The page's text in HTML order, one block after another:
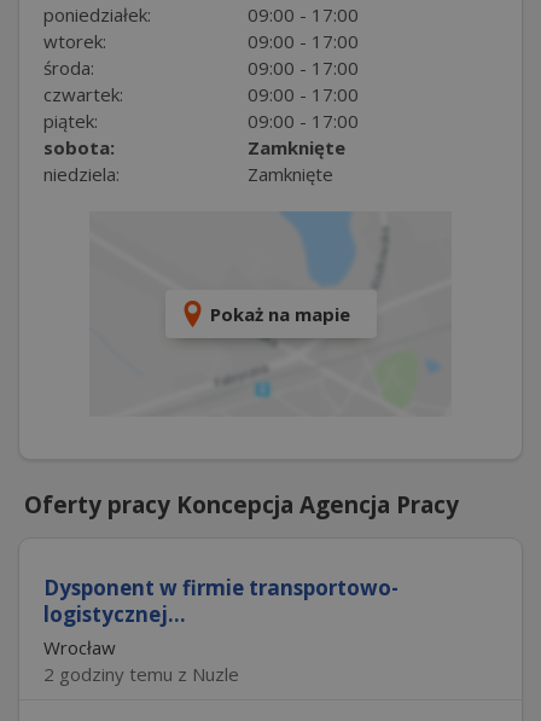
poniedziałek:
09:00 - 17:00
wtorek:
09:00 - 17:00
środa:
09:00 - 17:00
czwartek:
09:00 - 17:00
piątek:
09:00 - 17:00
sobota:
Zamknięte
niedziela:
Zamknięte
Pokaż na mapie
Oferty pracy Koncepcja Agencja Pracy
Dysponent w firmie transportowo-
logistycznej...
Wrocław
2 godziny temu z Nuzle